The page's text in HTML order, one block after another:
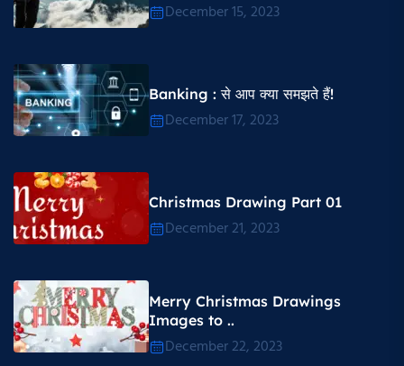
December 15, 2023
Banking : से आप क्या समझते हैं!
December 17, 2023
Christmas Drawing Part 01
December 21, 2023
Merry Christmas Drawings
Images to ..
December 22, 2023